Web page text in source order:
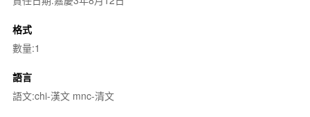
格式
數量:1
語言
語文:chi-漢文 mnc-清文